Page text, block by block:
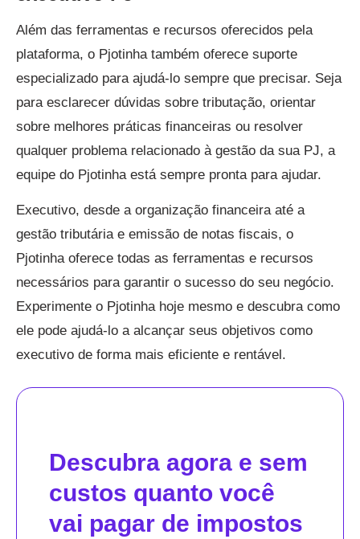
Além das ferramentas e recursos oferecidos pela
plataforma, o Pjotinha também oferece suporte
especializado para ajudá-lo sempre que precisar. Seja
para esclarecer dúvidas sobre tributação, orientar
sobre melhores práticas financeiras ou resolver
qualquer problema relacionado à gestão da sua PJ, a
equipe do Pjotinha está sempre pronta para ajudar.
Executivo, desde a organização financeira até a
gestão tributária e emissão de notas fiscais, o
Pjotinha oferece todas as ferramentas e recursos
necessários para garantir o sucesso do seu negócio.
Experimente o Pjotinha hoje mesmo e descubra como
ele pode ajudá-lo a alcançar seus objetivos como
executivo de forma mais eficiente e rentável.
Descubra agora e sem
custos quanto você
vai pagar de impostos